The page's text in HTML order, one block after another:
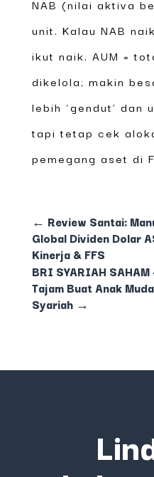
NAB (nilai aktiva
unit. Kalau NAB
ikut naik. AUM =
dikelola; makin
lebih ‘gendut’ dan
tapi tetap cek
pemegang aset di
← Review Santai:
Global Dividen Dolar
Kinerja & FFS
BRI SYARIAH
Tajam Buat Anak
Syariah→